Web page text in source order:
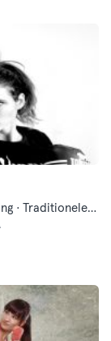
Functionele Training · Moderne Zelfverdediging · Traditionele Aziatische Vechtsporten